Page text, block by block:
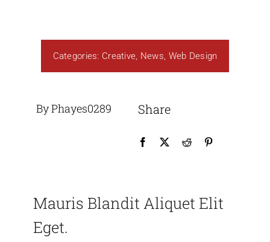
Categories: Creative, News, Web Design
By Phayes0289 Share
Mauris Blandit Aliquet Elit
Eget.